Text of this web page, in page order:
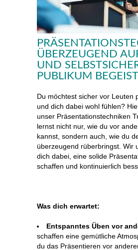
ÜBERZEUGEND
UND
PUBLIKUM
Du möchtest sicher vor Leuten
und dich dabei wohl fühlen?
unser Präsentationstechniken
lernst nicht nur, wie du vor
kannst, sondern auch, wie du
überzeugend rüberbringst. Wir
dich dabei, eine solide
schaffen und kontinuierlich
Was dich erwartet:
Entspanntes Üben vor
schaffen eine gemütliche
du das Präsentieren vor